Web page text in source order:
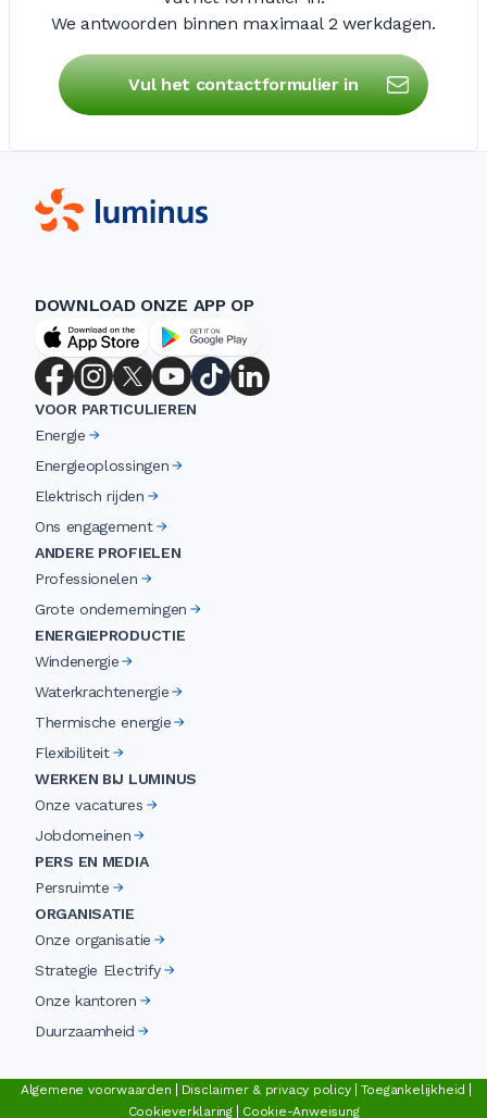
We antwoorden binnen maximaal 2 werkdagen.
Vul het contactformulier in
DOWNLOAD ONZE APP OP
VOOR PARTICULIEREN
Energie
Energieoplossingen
Elektrisch rijden
Ons engagement
ANDERE PROFIELEN
Professionelen
Grote ondernemingen
ENERGIEPRODUCTIE
Windenergie
Waterkrachtenergie
Thermische energie
Flexibiliteit
WERKEN BIJ LUMINUS
Onze vacatures
Jobdomeinen
PERS EN MEDIA
Persruimte
ORGANISATIE
Onze organisatie
Strategie Electrify
Onze kantoren
Duurzaamheid
Algemene voorwaarden Disclaimer & privacy policy
Toegankelijkheid
Cookieverklaring
Cookie-Anweisung